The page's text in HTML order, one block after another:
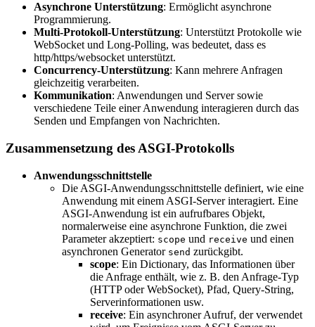
Asynchrone Unterstützung: Ermöglicht asynchrone
Programmierung.
Multi-Protokoll-Unterstützung: Unterstützt Protokolle wie
WebSocket und Long-Polling, was bedeutet, dass es
http/https/websocket unterstützt.
Concurrency-Unterstützung: Kann mehrere Anfragen
gleichzeitig verarbeiten.
Kommunikation: Anwendungen und Server sowie
verschiedene Teile einer Anwendung interagieren durch das
Senden und Empfangen von Nachrichten.
Zusammensetzung des ASGI-Protokolls
Anwendungsschnittstelle
Die ASGI-Anwendungsschnittstelle definiert, wie eine
Anwendung mit einem ASGI-Server interagiert. Eine
ASGI-Anwendung ist ein aufrufbares Objekt,
normalerweise eine asynchrone Funktion, die zwei
Parameter akzeptiert: scope und receive und einen
asynchronen Generator send zurückgibt.
scope: Ein Dictionary, das Informationen über
die Anfrage enthält, wie z. B. den Anfrage-Typ
(HTTP oder WebSocket), Pfad, Query-String,
Serverinformationen usw.
receive: Ein asynchroner Aufruf, der verwendet